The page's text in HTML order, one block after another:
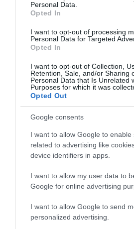
Personal Data.
Opted In
I want to opt-out of processing
Personal Data for Targeted
Opted In
I want to opt-out of Collection,
Retention, Sale, and/or Sharing
Personal Data that Is Unrelated
Purposes for which it was
Opted Out
Google consents
I want to allow Google to enable
related to advertising like
device identifiers in apps.
I want to allow my user data to
Google for online advertising
I want to allow Google to send
personalized advertising.
08.08.2026
Νέο άλμα στις διεθνείς
– Σε υψηλό τριετίας
το καλοκαίρι